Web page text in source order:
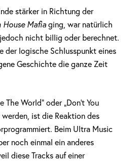
stärker in Richtung der
House Mafia ging, war natürlich
nicht billig oder berechnet.
der logische Schlusspunkt eines
Geschichte die ganze Zeit
The World“ oder „Don’t You
ist die Reaktion des
Beim Ultra Music
noch einmal ein anderes
diese Tracks auf einer